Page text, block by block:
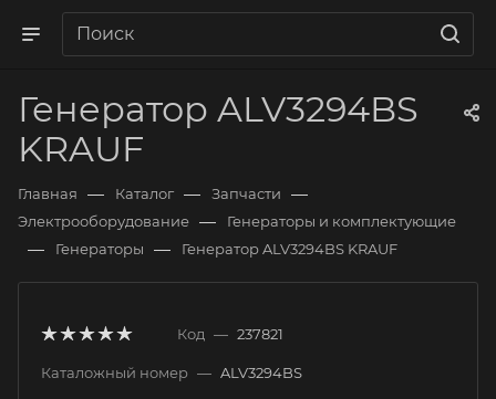
Генератор ALV3294BS
KRAUF
Главная — Каталог — Запчасти —
Электрооборудование — Генераторы и комплектующие
— Генераторы — Генератор ALV3294BS KRAUF
Код — 237821
Каталожный номер — ALV3294BS